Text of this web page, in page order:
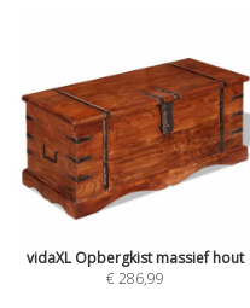
vidaXL Opbergkist massief hout
€ 286,99